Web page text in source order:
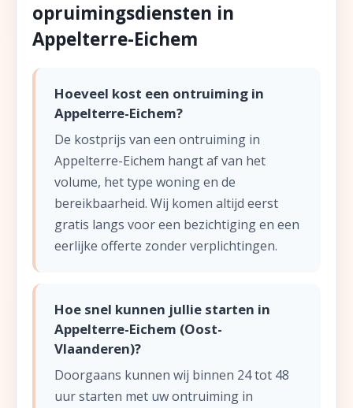
opruimingsdiensten in
Appelterre-Eichem
Hoeveel kost een ontruiming in
Appelterre-Eichem?
De kostprijs van een ontruiming in
Appelterre-Eichem hangt af van het
volume, het type woning en de
bereikbaarheid. Wij komen altijd eerst
gratis langs voor een bezichtiging en een
eerlijke offerte zonder verplichtingen.
Hoe snel kunnen jullie starten in
Appelterre-Eichem (Oost-
Vlaanderen)?
Doorgaans kunnen wij binnen 24 tot 48
uur starten met uw ontruiming in